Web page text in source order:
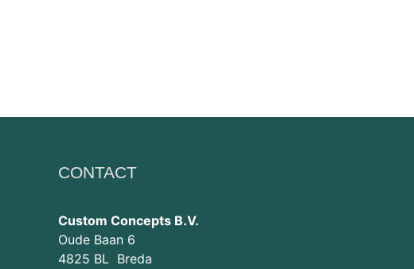
CONTACT
Custom Concepts B.V.
Oude Baan 6
4825 BL Breda